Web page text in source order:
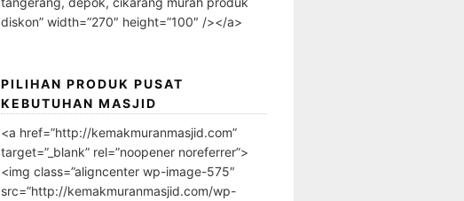
diskon” width=”270″ height=”100″ /></a>
PILIHAN PRODUK PUSAT
KEBUTUHAN MASJID
<a href=”http://kemakmuranmasjid.com”
target=”_blank” rel=”noopener noreferrer”>
<img class=”aligncenter wp-image-575″
src=”http://kemakmuranmasjid.com/wp-